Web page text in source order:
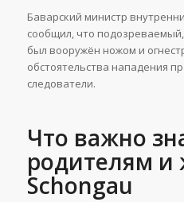
Баварский министр
сообщил, что
был вооружён ножом и
обстоятельства нападения
следователи.
Что важно
родителям и
Schongau